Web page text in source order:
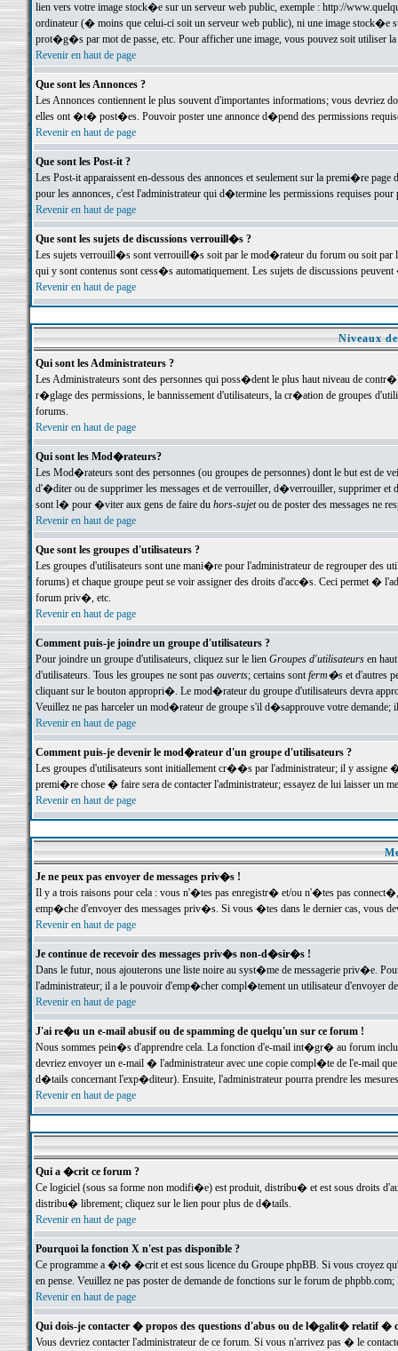
lien vers votre image stock�e sur un serveur web public, exemple : http://
ordinateur (� moins que celui-ci soit un serveur web public), ni une image stock�e
prot�g�s par mot de passe, etc. Pour afficher une image, vous pouvez soit
Revenir en haut de page
Que sont les Annonces ?
Les Annonces contiennent le plus souvent d'importantes informations; vous devriez
elles ont �t� post�es. Pouvoir poster une annonce d�pend des permissions
Revenir en haut de page
Que sont les Post-it ?
Les Post-it apparaissent en-dessous des annonces et seulement sur la premi�re
pour les annonces, c'est l'administrateur qui d�termine les permissions requises pour
Revenir en haut de page
Que sont les sujets de discussions verrouill�s ?
Les sujets verrouill�s sont verrouill�s soit par le mod�rateur du forum ou soit par
qui y sont contenus sont cess�s automatiquement. Les sujets de discussions
Revenir en haut de page
Niveaux
Qui sont les Administrateurs ?
Les Administrateurs sont des personnes qui poss�dent le plus haut niveau de
r�glage des permissions, le bannissement d'utilisateurs, la cr�ation de groupes
forums.
Revenir en haut de page
Qui sont les Mod�rateurs?
Les Mod�rateurs sont des personnes (ou groupes de personnes) dont le but est de
d'�diter ou de supprimer les messages et de verrouiller, d�verrouiller, supprimer
sont l� pour �viter aux gens de faire du hors-sujetou de poster des messages ne
Revenir en haut de page
Que sont les groupes d'utilisateurs ?
Les groupes d'utilisateurs sont une mani�re pour l'administrateur de regrouper des
forums) et chaque groupe peut se voir assigner des droits d'acc�s. Ceci permet
forum priv�, etc.
Revenir en haut de page
Comment puis-je joindre un groupe d'utilisateurs ?
Pour joindre un groupe d'utilisateurs, cliquez sur le lien Groupes d'utilisateursen haut
d'utilisateurs. Tous les groupes ne sont pas ouverts; certains sontferm�set d'autres
cliquant sur le bouton appropri�. Le mod�rateur du groupe d'utilisateurs devra
Veuillez ne pas harceler un mod�rateur de groupe s'il d�sapprouve votre demande;
Revenir en haut de page
Comment puis-je devenir le mod�rateur d'un groupe d'utilisateurs ?
Les groupes d'utilisateurs sont initiallement cr��s par l'administrateur; il y
premi�re chose � faire sera de contacter l'administrateur; essayez de lui laisser un
Revenir en haut de page
Je ne peux pas envoyer de messages priv�s !
Il y a trois raisons pour cela : vous n'�tes pas enregistr� et/ou n'�tes pas
emp�che d'envoyer des messages priv�s. Si vous �tes dans le dernier cas, vous
Revenir en haut de page
Je continue de recevoir des messages priv�s non-d�sir�s !
Dans le futur, nous ajouterons une liste noire au syst�me de messagerie priv�e.
l'administrateur; il a le pouvoir d'emp�cher compl�tement un utilisateur d'envoyer
Revenir en haut de page
J'ai re�u un e-mail abusif ou de spamming de quelqu'un sur ce forum !
Nous sommes pein�s d'apprendre cela. La fonction d'e-mail int�gr� au forum inclut
devriez envoyer un e-mail � l'administrateur avec une copie compl�te de l'e-mail
d�tails concernant l'exp�diteur). Ensuite, l'administrateur pourra prendre les
Revenir en haut de page
Qui a �crit ce forum ?
Ce logiciel (sous sa forme non modifi�e) est produit, distribu� et est sous droits
distribu� librement; cliquez sur le lien pour plus de d�tails.
Revenir en haut de page
Pourquoi la fonction X n'est pas disponible ?
Ce programme a �t� �crit et est sous licence du Groupe phpBB. Si vous croyez
en pense. Veuillez ne pas poster de demande de fonctions sur le forum de
Revenir en haut de page
Qui dois-je contacter � propos des questions d'abus ou de l�galit� relatif �
Vous devriez contacter l'administrateur de ce forum. Si vous n'arrivez pas � le